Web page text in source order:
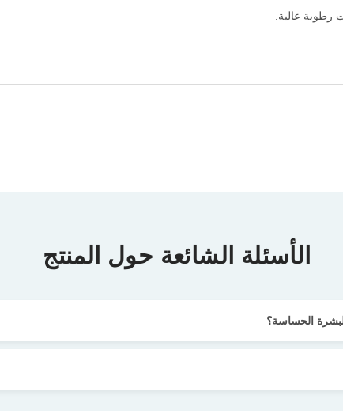
رطوبة عالية.
الأسئلة الشائعة حول المنتج
الحساسة؟